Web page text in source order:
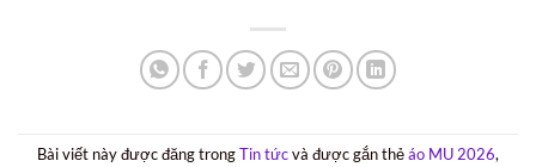
Bài viết này được đăng trongTin tứcvà được gắn thẻáo MU 2026,